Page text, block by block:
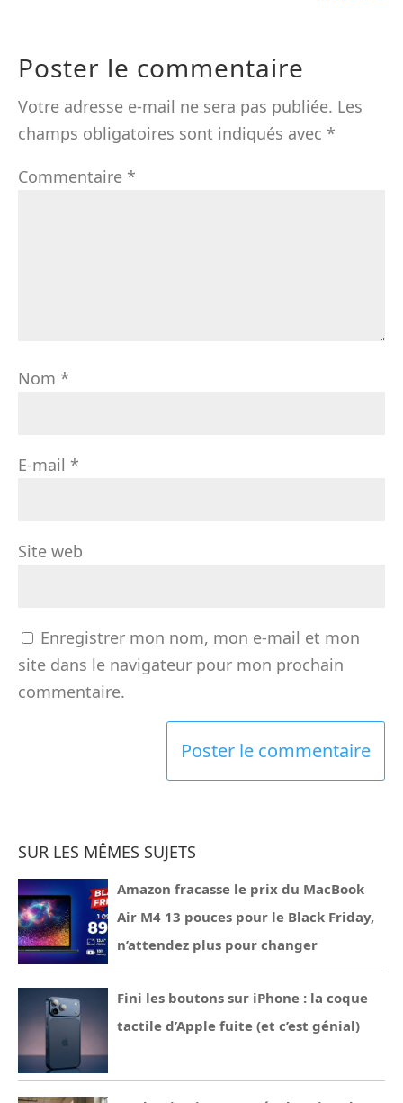
Poster le commentaire
Votre adresse e-mail ne sera pas publiée. Les
champs obligatoires sont indiqués avec *
Commentaire *
Nom *
E-mail *
Site web
Enregistrer mon nom, mon e-mail et mon
site dans le navigateur pour mon prochain
commentaire.
SUR LES MÊMES SUJETS
Amazon fracasse le prix du MacBook
Air M4 13 pouces pour le Black Friday,
n’attendez plus pour changer
Fini les boutons sur iPhone : la coque
tactile d’Apple fuite (et c’est génial)